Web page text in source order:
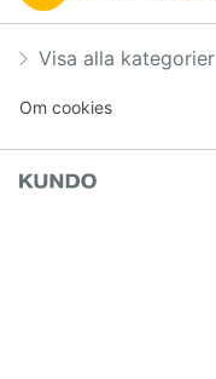
Visa alla kategorier
Om cookies